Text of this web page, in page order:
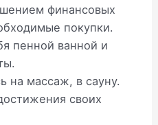
финансовых
покупки.
пенной ванной и
на массаж, в сауну.
своих